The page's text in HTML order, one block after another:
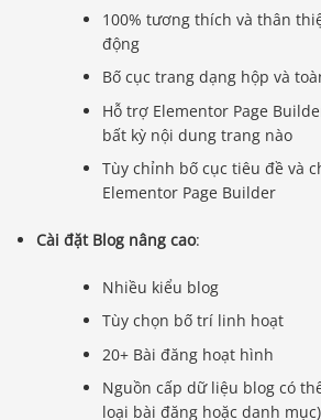
100% tương thích và thân
động
Bố cục trang dạng hộp và
Hỗ trợ Elementor Page
bất kỳ nội dung trang nào
Tùy chỉnh bố cục tiêu đề và
Elementor Page Builder
Cài đặt Blog nâng cao:
Nhiều kiểu blog
Tùy chọn bố trí linh hoạt
20+ Bài đăng hoạt hình
Nguồn cấp dữ liệu blog có
loại bài đăng hoặc danh mục)